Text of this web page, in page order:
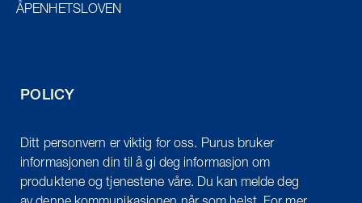
ÅPENHETSLOVEN
POLICY
Ditt personvern er viktig for oss. Purus bruker
informasjonen din til å gi deg informasjon om
produktene og tjenestene våre. Du kan melde deg